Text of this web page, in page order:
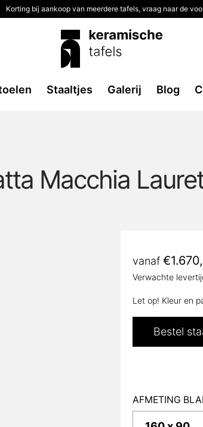
Korting bij aankoop van meerdere tafels, vraag naar de
Staaltjes Galerij Blog
Macchia
vanaf €
Verwachte
Let op! Kleur en
Bestel
AFMETING